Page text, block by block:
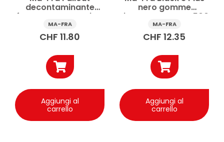
decontaminante
ferroso carrozzeria e
cerchi 500 ml
MA-FRA
CHF 11.80
Aggiungi al
carrello
nero gomme
rinnovante spray 500
ml
MA-FRA
CHF 12.35
Aggiungi al
carrello